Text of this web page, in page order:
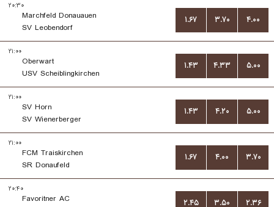
۲۰:۳۰
Marchfeld Donauauen
SV Leobendorf
۱.۶۷ ۳.۷۰ ۴.۰۰
۲۱:۰۰
Oberwart
USV Scheiblingkirchen
۱.۴۳ ۴.۳۳ ۵.۰۰
۲۱:۰۰
SV Horn
SV Wienerberger
۱.۴۳ ۴.۲۰ ۵.۰۰
۲۱:۰۰
FCM Traiskirchen
SR Donaufeld
۱.۶۷ ۴.۰۰ ۳.۷۰
۲۰:۴۰
Favoritner AC
۲.۴۵ ۳.۵۰ ۲.۳۶